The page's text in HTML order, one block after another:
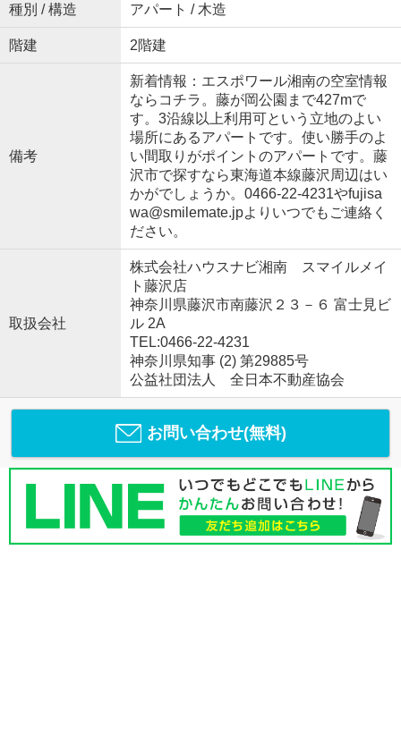
種別 / 構造 アパート / 木造
階建 2階建
備考
新着情報：エスポワール湘南の空室情報
ならコチラ。藤が岡公園まで427mで
す。3沿線以上利用可という立地のよい
場所にあるアパートです。使い勝手のよ
い間取りがポイントのアパートです。藤
沢市で探すなら東海道本線藤沢周辺はい
かがでしょうか。0466-22-4231やfujisa
wa@smilemate.jpよりいつでもご連絡く
ださい。
取扱会社
株式会社ハウスナビ湘南 スマイルメイ
ト藤沢店
神奈川県藤沢市南藤沢２３－６ 富士見ビ
ル 2A
TEL:0466-22-4231
神奈川県知事 (2) 第29885号
公益社団法人 全日本不動産協会
お問い合わせ(無料)